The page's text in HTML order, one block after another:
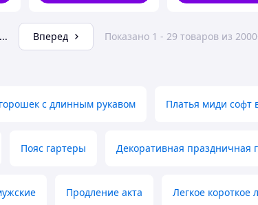
... Вперед Показано 1 - 29 товаров из
с длинным рукавом Платья миди софт
Пояс гартеры Декоративная праздничная
Продление акта Легкое короткое